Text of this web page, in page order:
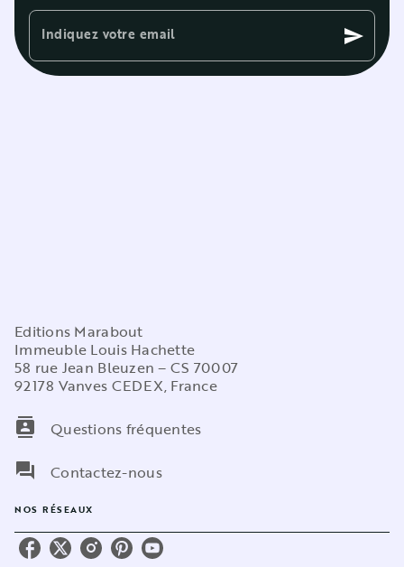
Indiquez votre email send
Editions Marabout
Immeuble Louis Hachette
58 rue Jean Bleuzen – CS 70007
92178 Vanves CEDEX, France
contacts
Questions fréquentes
question_answer
Contactez-nous
NOS RÉSEAUX